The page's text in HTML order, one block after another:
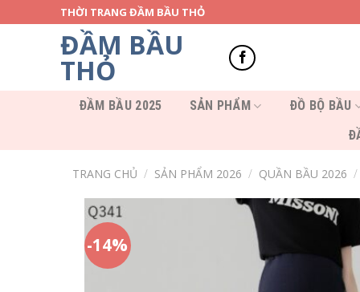
to
THỜI TRANG ĐẦM BẦU THỎ
ĐẦM BẦU
THỎ
ĐẦM BẦU 2025 SẢN PHẨM
ĐỒ BỘ BẦU
TRANG CHỦ / SẢN PHẨM 2026 / QUẦN BẦU 2026 /
-14%